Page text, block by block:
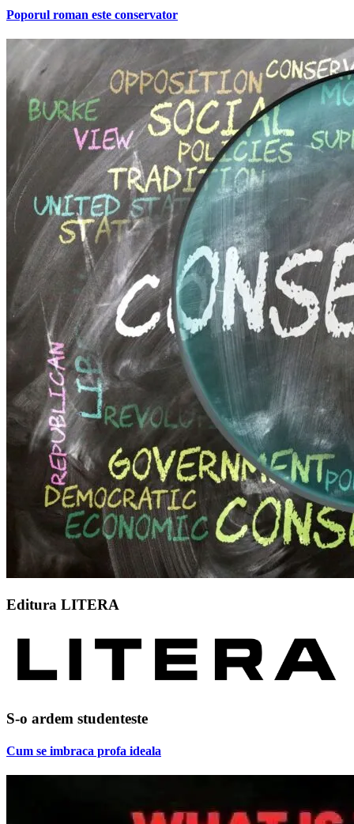
Poporul roman este conservator
Editura LITERA
S-o ardem studenteste
Cum se imbraca profa ideala